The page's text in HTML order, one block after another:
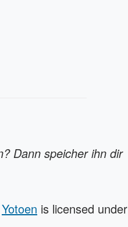
Dann speicher ihn dir
Yotoen is licensed under